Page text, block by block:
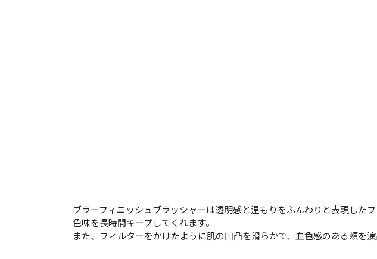
ブラーフィニッシュブラッシャーは透明感と温もりをふんわりと表現した
色味を長時間キープしてくれます。
また、フィルターをかけたように肌の凹凸を滑らかで、血色感のある頬を演